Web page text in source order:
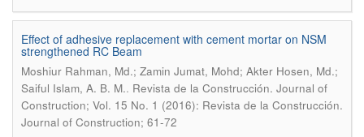
Effect of adhesive replacement with cement mortar on NSM
strengthened RC Beam
Moshiur Rahman, Md.; Zamin Jumat, Mohd; Akter Hosen, Md.;
Saiful Islam, A. B. M.. Revista de la Construcción. Journal of
Construction; Vol. 15 No. 1 (2016): Revista de la Construcción.
Journal of Construction; 61-72